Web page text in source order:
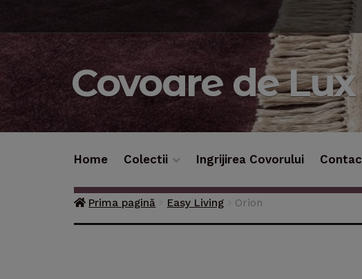
la
navigare
la
conținut
Covoare de Lux
Home Colectii Ingrijirea Covorului
Prima pagină Easy Living Orion